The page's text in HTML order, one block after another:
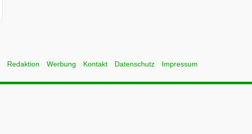
Redaktion Werbung Kontakt Datenschutz Impressum